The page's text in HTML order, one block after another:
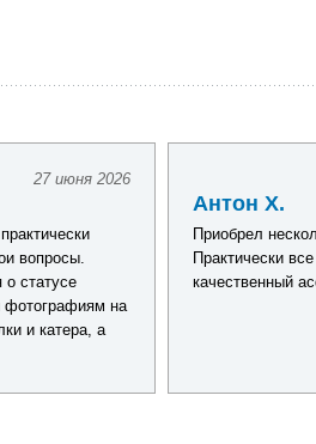
27 июня 2026
вопросы.
статусе
фотографиям на
и катера, а
Антон Х.
Приобрел
Практически
качественный